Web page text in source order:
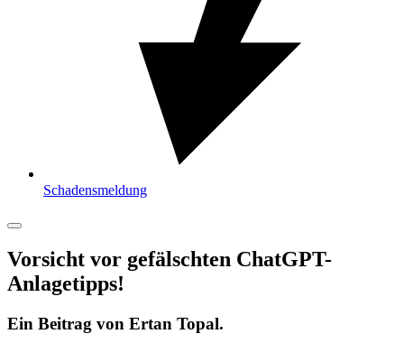
Schadensmeldung
Vorsicht vor gefälschten ChatGPT-
Anlagetipps!
Ein Beitrag von Ertan Topal.